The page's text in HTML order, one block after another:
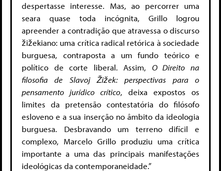
despertasse interesse. Mas, ao percorrer uma
seara quase toda incógnita, Grillo logrou
apreender a contradição que atravessa o discurso
žižekiano: uma crítica radical retórica à sociedade
burguesa, contraposta a um fundo teórico e
político de corte liberal. Assim, O Direito na
filosofia de Slavoj Žižek: perspectivas para o
pensamento jurídico crítico, deixa expostos os
limites da pretensão contestatória do filósofo
esloveno e a sua inserção no âmbito da ideologia
burguesa. Desbravando um terreno difícil e
complexo, Marcelo Grillo produziu uma crítica
importante a uma das principais manifestações
ideológicas da contemporaneidade.”